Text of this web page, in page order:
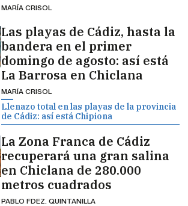
MARÍA CRISOL
Las playas de Cádiz, hasta la
bandera en el primer
domingo de agosto: así está
La Barrosa en Chiclana
MARÍA CRISOL
Llenazo total en las playas de la provincia
de Cádiz: así está Chipiona
La Zona Franca de Cádiz
recuperará una gran salina
en Chiclana de 280.000
metros cuadrados
PABLO FDEZ. QUINTANILLA